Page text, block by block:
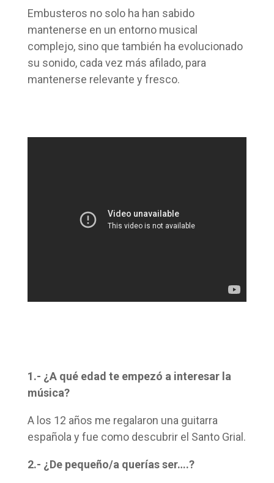
Embusteros no solo ha han sabido
mantenerse en un entorno musical
complejo, sino que también ha evolucionado
su sonido, cada vez más afilado, para
mantenerse relevante y fresco.
1.- ¿A qué edad te empezó a interesar la
música?
A los 12 años me regalaron una guitarra
española y fue como descubrir el Santo Grial.
2.- ¿De pequeño/a querías ser….?